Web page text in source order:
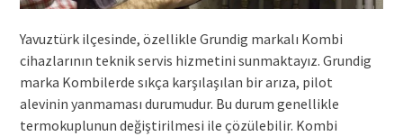
Yavuztürk ilçesinde, özellikle Grundig markalı Kombi
cihazlarının teknik servis hizmetini sunmaktayız. Grundig
marka Kombilerde sıkça karşılaşılan bir arıza, pilot
alevinin yanmaması durumudur. Bu durum genellikle
termokuplunun değiştirilmesi ile çözülebilir. Kombi